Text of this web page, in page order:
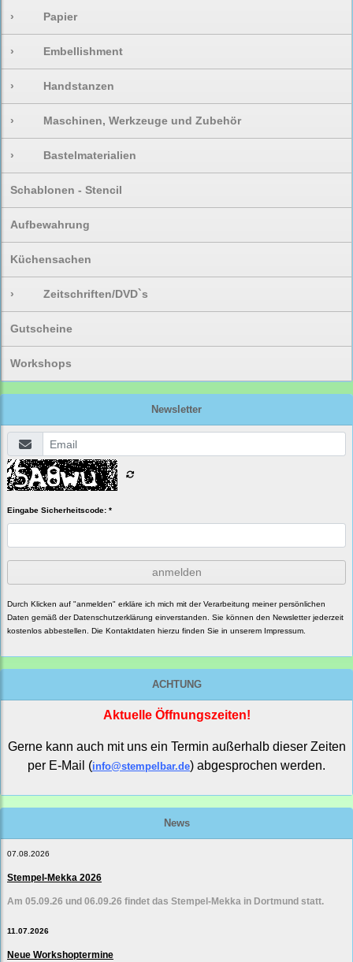
› Papier
› Embellishment
› Handstanzen
› Maschinen, Werkzeuge und Zubehör
› Bastelmaterialien
Schablonen - Stencil
Aufbewahrung
Küchensachen
› Zeitschriften/DVD`s
Gutscheine
Workshops
Newsletter
Eingabe Sicherheitscode: *
anmelden
Durch Klicken auf "anmelden" erkläre ich mich mit der Verarbeitung meiner persönlichen
Daten gemäß der Datenschutzerklärung einverstanden. Sie können den Newsletter jederzeit
kostenlos abbestellen. Die Kontaktdaten hierzu finden Sie in unserem Impressum.
ACHTUNG
Aktuelle Öffnungszeiten!
Gerne kann auch mit uns ein Termin außerhalb dieser Zeiten
per E-Mail (info@stempelbar.de) abgesprochen werden.
News
07.08.2026
Stempel-Mekka 2026
Am 05.09.26 und 06.09.26 findet das Stempel-Mekka in Dortmund statt.
11.07.2026
Neue Workshoptermine